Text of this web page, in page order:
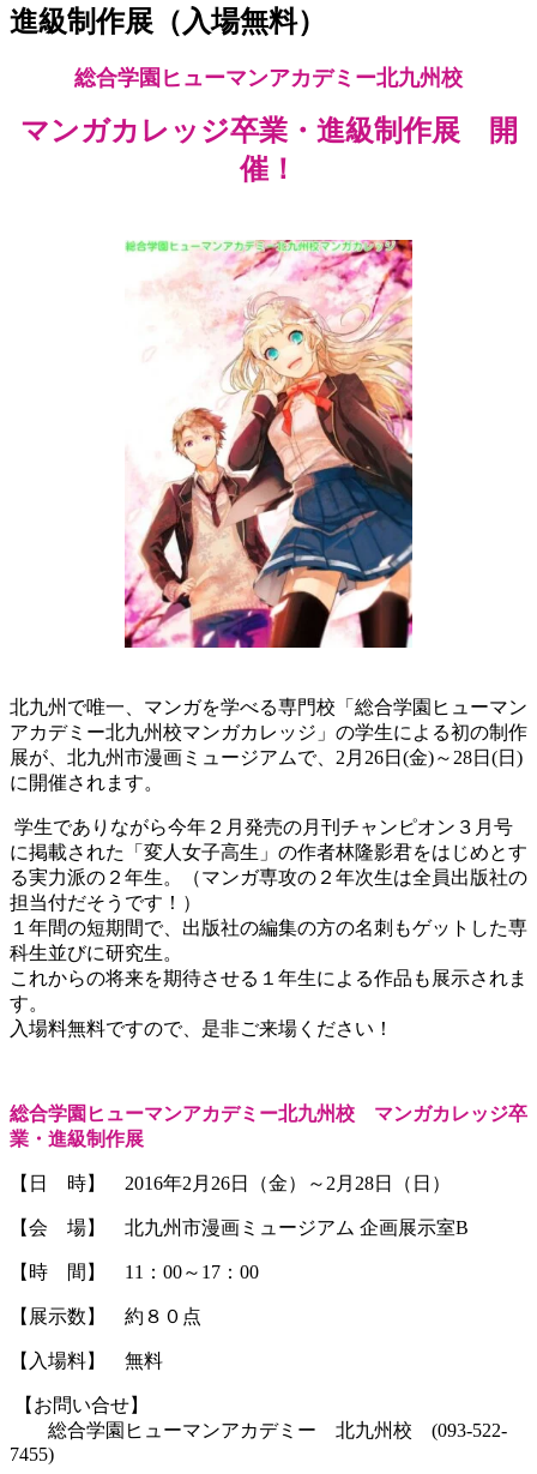
進級制作展（入場無料）
総合学園ヒューマンアカデミー北九州校
マンガカレッジ卒業・進級制作展 開
催！
北九州で唯一、マンガを学べる専門校「総合学園ヒューマン
アカデミー北九州校マンガカレッジ」の学生による初の制作
展が、北九州市漫画ミュージアムで、2月26日(金)～28日(日)
に開催されます。
学生でありながら今年２月発売の月刊チャンピオン３月号
に掲載された「変人女子高生」の作者林隆影君をはじめとす
る実力派の２年生。（マンガ専攻の２年次生は全員出版社の
担当付だそうです！）
１年間の短期間で、出版社の編集の方の名刺もゲットした専
科生並びに研究生。
これからの将来を期待させる１年生による作品も展示されま
す。
入場料無料ですので、是非ご来場ください！
総合学園ヒューマンアカデミー北九州校 マンガカレッジ卒
業・進級制作展
【日 時】 2016年2月26日（金）～2月28日（日）
【会 場】 北九州市漫画ミュージアム 企画展示室B
【時 間】 11：00～17：00
【展示数】 約８０点
【入場料】 無料
【お問い合せ】
総合学園ヒューマンアカデミー 北九州校 (093-522-
7455)